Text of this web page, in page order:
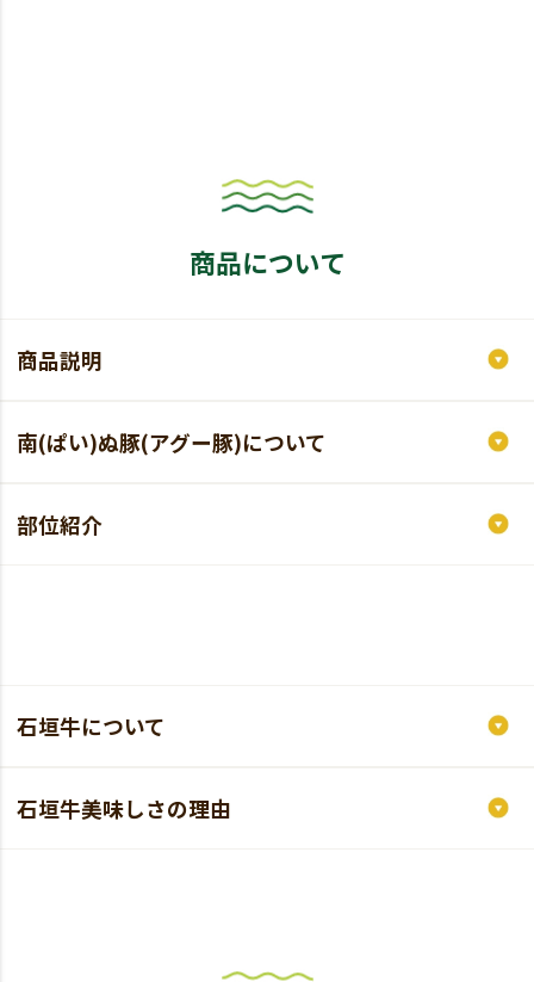
商品について
商品説明
南(ぱい)ぬ豚(アグー豚)について
部位紹介
石垣牛について
石垣牛美味しさの理由